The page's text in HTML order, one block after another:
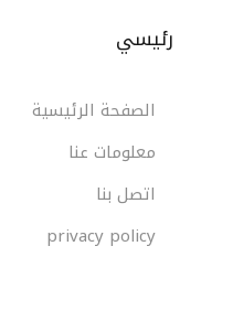
رئيسي
الصفحة الرئيسية
معلومات عنا
اتصل بنا
privacy policy